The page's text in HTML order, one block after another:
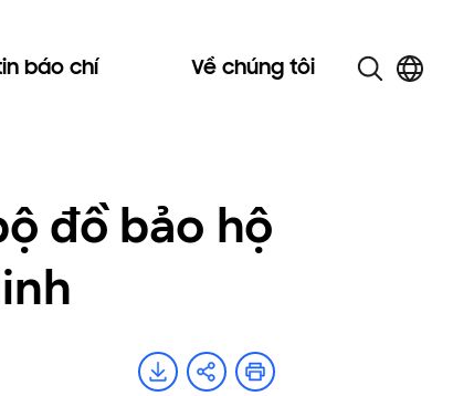
báo chí Về chúng tôi
đồ bảo hộ